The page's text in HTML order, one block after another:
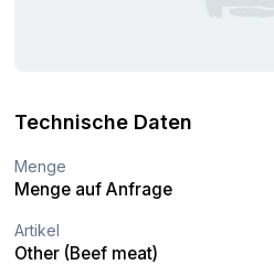
Technische Daten
Menge
Menge auf Anfrage
Artikel
Other (Beef meat)